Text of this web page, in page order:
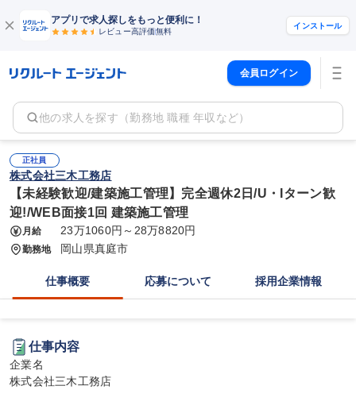
アプリで求人探しをもっと便利に！
レビュー高評価無料
インストール
会員ログイン
他の求人を探す（勤務地 職種 年収など）
正社員
株式会社三木工務店
【未経験歓迎/建築施工管理】完全週休2日/U・Iターン歓
迎!/WEB面接1回 建築施工管理
月給 23万1060円～28万8820円
勤務地 岡山県真庭市
仕事概要 応募について 採用企業情報
仕事内容
企業名
株式会社三木工務店